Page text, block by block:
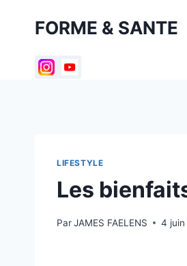
FORME & SANTE
LIFESTYLE
Les
ParJAMES FAELENS 4